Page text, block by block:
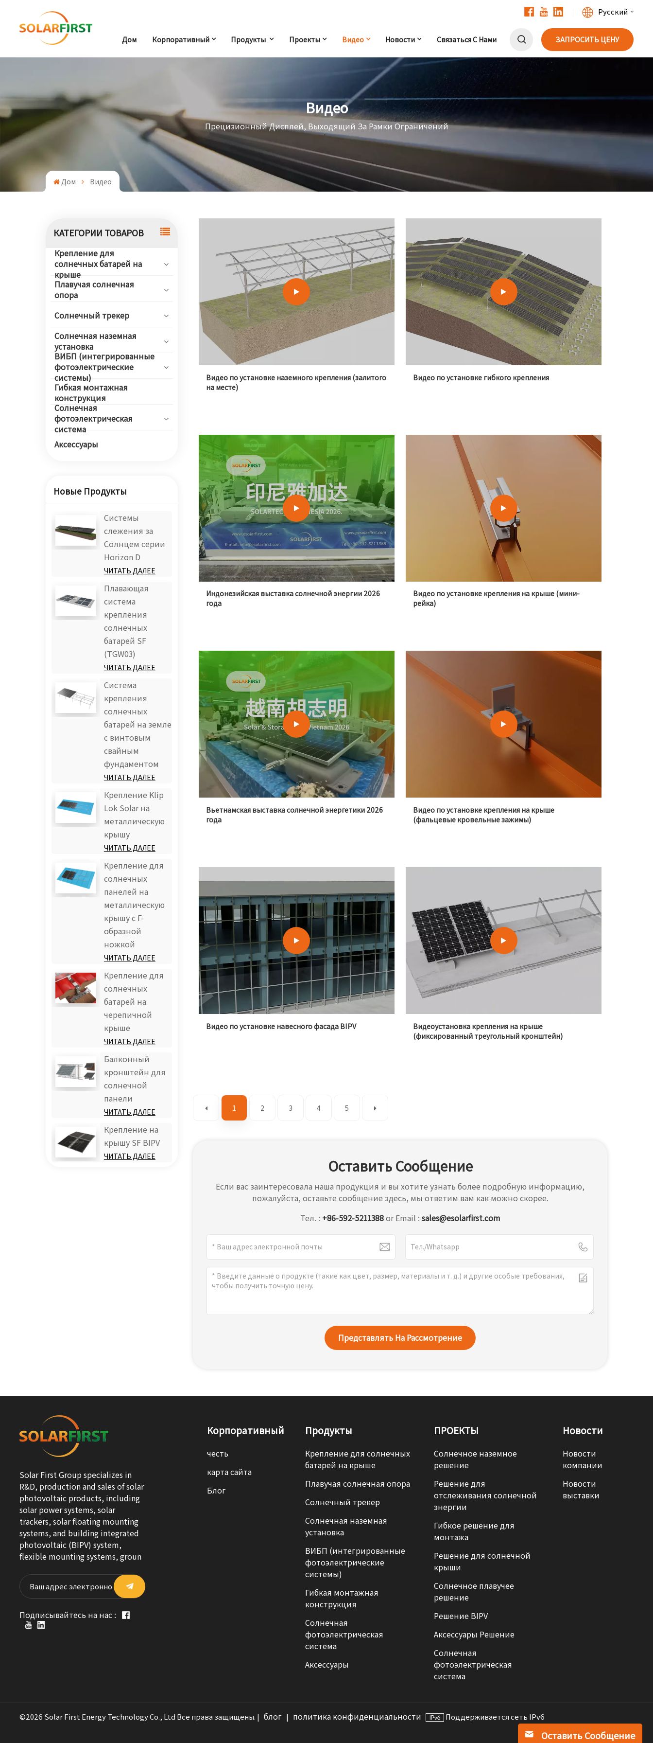
Русский
Deutsch
Español
Дом Корпоративный Продукты Проекты Видео Новости Связаться С Нами ЗАПРОСИТЬ ЦЕНУ
Видео
Прецизионный Дисплей, Выходящий За Рамки Ограничений
Дом Видео
КАТЕГОРИИ ТОВАРОВ
Крепление для
солнечных батарей на
крыше
Плавучая солнечная
опора
Солнечный трекер
Солнечная наземная
установка
ВИБП (интегрированные
фотоэлектрические
системы)
Гибкая монтажная
конструкция
Солнечная
фотоэлектрическая
система
Аксессуары
Новые Продукты
Системы
слежения за
Солнцем серии
Horizon D
ЧИТАТЬ ДАЛЕЕ
Плавающая
система
крепления
солнечных
батарей SF
(TGW03)
ЧИТАТЬ ДАЛЕЕ
Система
крепления
солнечных
батарей на земле
с винтовым
свайным
фундаментом
ЧИТАТЬ ДАЛЕЕ
Крепление Klip
Lok Solar на
металлическую
крышу
ЧИТАТЬ ДАЛЕЕ
Крепление для
солнечных
панелей на
металлическую
крышу с Г-
образной
ножкой
ЧИТАТЬ ДАЛЕЕ
Крепление для
солнечных
батарей на
черепичной
крыше
ЧИТАТЬ ДАЛЕЕ
Балконный
кронштейн для
солнечной
панели
ЧИТАТЬ ДАЛЕЕ
Крепление на
крышу SF BIPV
ЧИТАТЬ ДАЛЕЕ
Видео по установке наземного крепления (залитого
на месте)
Видео по установке гибкого крепления
Индонезийская выставка солнечной энергии 2026
года
Видео по установке крепления на крыше (мини-
рейка)
Вьетнамская выставка солнечной энергетики 2026
года
Видео по установке крепления на крыше
(фальцевые кровельные зажимы)
Видео по установке навесного фасада BIPV
Видеоустановка крепления на крыше
(фиксированный треугольный кронштейн)
1 2 3 4 5
Оставить Сообщение
Если вас заинтересовала наша продукция и вы хотите узнать более подробную информацию,
пожалуйста, оставьте сообщение здесь, мы ответим вам как можно скорее.
Тел. : +86-592-5211388or Email : sales@esolarfirst.com
Представлять На Рассмотрение
Solar First Group specializes in
R&D, production and sales of solar
photovoltaic products, including
solar power systems, solar
trackers, solar floating mounting
systems, and building integrated
photovoltaic (BIPV) system,
flexible mounting systems, groun
Подписывайтесь на нас :
Корпоративный
честь
карта сайта
Блог
Продукты
Крепление для солнечных
батарей на крыше
Плавучая солнечная опора
Солнечный трекер
Солнечная наземная
установка
ВИБП (интегрированные
фотоэлектрические
системы)
Гибкая монтажная
конструкция
Солнечная
фотоэлектрическая
система
Аксессуары
ПРОЕКТЫ
Солнечное наземное
решение
Решение для
отслеживания солнечной
энергии
Гибкое решение для
монтажа
Решение для солнечной
крыши
Солнечное плавучее
решение
Решение BIPV
Аксессуары Решение
Солнечная
фотоэлектрическая
система
Новости
Новости
компании
Новости
выставки
©2026 Solar First Energy Technology Co., Ltd Все права защищены. | блог | политика конфиденциальности Поддерживается сеть IPv6
Оставить Сообщение